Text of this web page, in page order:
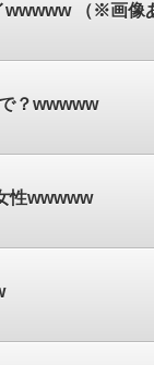
wwwww （※画像
？wwwww
性wwwww